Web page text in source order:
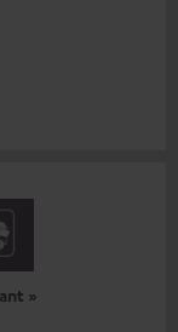
»